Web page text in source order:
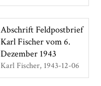
Abschrift Feldpostbrief
Karl Fischer vom 6.
Dezember 1943
Karl Fischer 1943-12-06